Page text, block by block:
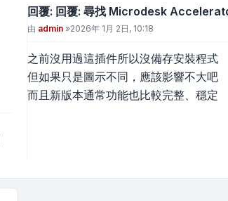
回覆: 回覆: 尋找 Microdesk
文章
由 admin »2026年 1月 2日, 10:18
之前沒用過這插件所以沒備存安裝程式
但如果只是圖示不同，應該影響不大吧
而且新版本通常功能也比較完整、穩定